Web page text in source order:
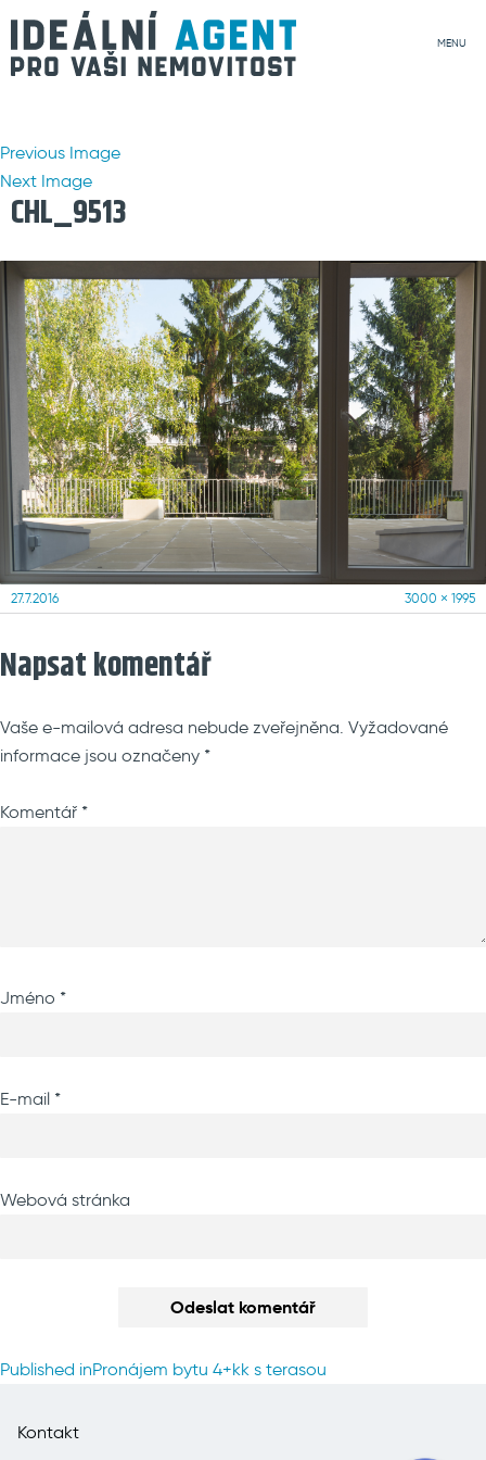
MENU
Previous Image
Next Image
CHL_9513
Posted
27.7.2016
Full
3000 × 1995
Napsat komentář
Vaše e-mailová adresa nebude zveřejněna. Vyžadované
informace jsou označeny *
Komentář *
Jméno *
E-mail *
Webová stránka
Navigace
příspěvek
Published inPronájem bytu 4+kk s terasou
Kontakt